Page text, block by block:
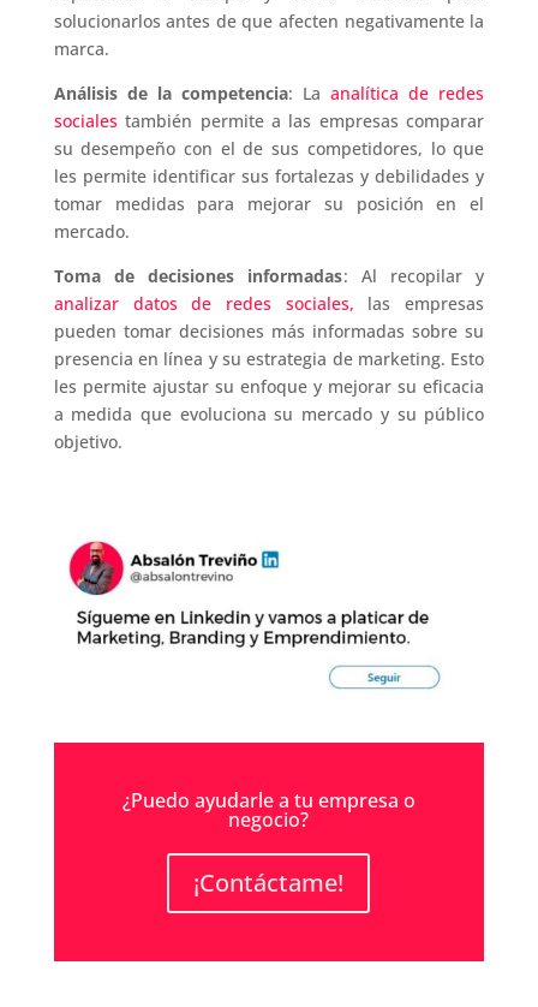
solucionarlos antes de que afecten negativamente la
marca.
Análisis de la competencia: Laanalítica de redes
socialestambién permite a las empresas comparar
su desempeño con el de sus competidores, lo que
les permite identificar sus fortalezas y debilidades y
tomar medidas para mejorar su posición en el
mercado.
Toma de decisiones informadas: Al recopilar y
analizar datos de redes sociales, las empresas
pueden tomar decisiones más informadas sobre su
presencia en línea y su estrategia de marketing. Esto
les permite ajustar su enfoque y mejorar su eficacia
a medida que evoluciona su mercado y su público
objetivo.
¿Puedo ayudarle a tu empresa o
negocio?
¡Contáctame!